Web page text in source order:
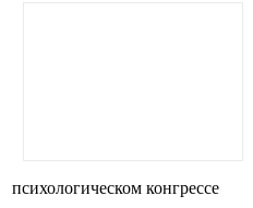
психологическом конгрессе